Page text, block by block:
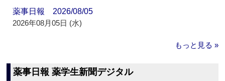
薬事日報 2026/08/05
2026年08月05日 (水)
もっと見る »
薬事日報 薬学生新聞デジタル